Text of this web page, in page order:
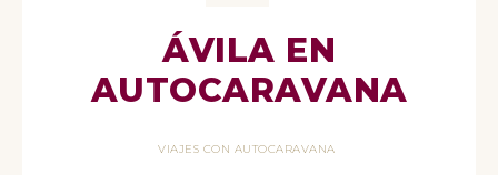
ÁVILA EN
AUTOCARAVANA
VIAJES CON AUTOCARAVANA